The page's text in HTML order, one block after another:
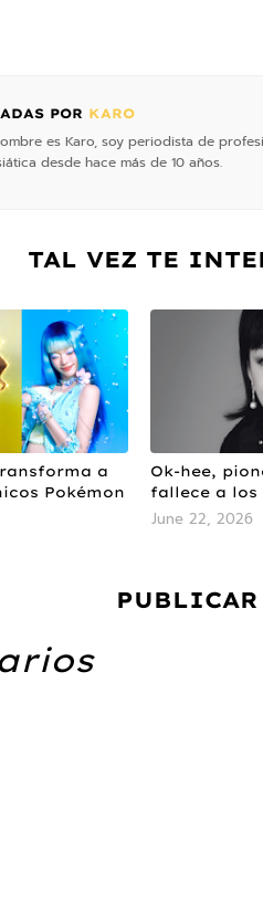
POR KARO
es Karo, soy periodista de
desde hace más de 10 años.
TAL VEZ TE
a
Pokémon
Ok-hee,
fallece a los
June 22, 2026